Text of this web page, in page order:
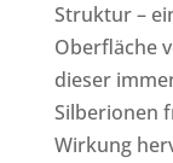
Struktur –
Oberfläche
dieser
Silberionen
Wirkung